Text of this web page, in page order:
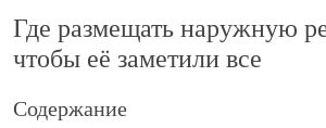
Где размещать наружную
чтобы её заметили все
Содержание